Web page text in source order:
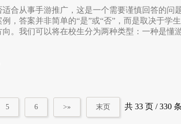
适合从事手游推广，这是一个需要谨慎回答的问
，答案并非简单的“是”或“否”，而是取决于学
向。我们可以将在校生分为两种类型：一种是懂
5 6 >» 末页 共 33 页 / 330